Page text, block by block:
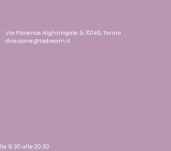
Via Florence Nightingale 9, 10146, Torino
direzione@todream.it
9:30 alle 20:30